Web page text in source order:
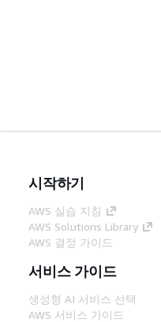
시작하기
AWS 실습 지침
AWS Solutions Library
AWS 결정 가이드
서비스 가이드
생성형 AI 서비스 선택
AWS 서비스 가이드